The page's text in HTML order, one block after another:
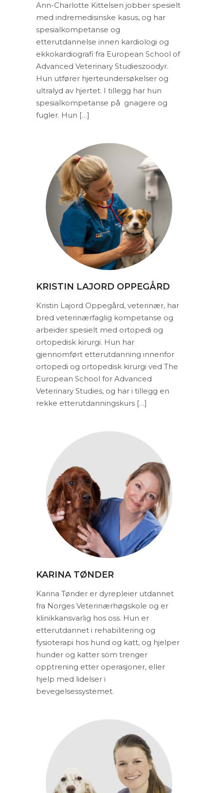
Ann-Charlotte Kittelsen jobber spesielt
med indremedisinske kasus, og har
spesialkompetanse og
etterutdannelse innen kardiologi og
ekkokardiografi fra European School of
Advanced Veterinary Studieszoodyr.
Hun utfører hjerteundersøkelser og
ultralyd av hjertet. I tillegg har hun
spesialkompetanse på gnagere og
fugler. Hun […]
KRISTIN LAJORD OPPEGÅRD
Kristin Lajord Oppegård, veterinær, har
bred veterinærfaglig kompetanse og
arbeider spesielt med ortopedi og
ortopedisk kirurgi. Hun har
gjennomført etterutdanning innenfor
ortopedi og ortopedisk kirurgi ved The
European School for Advanced
Veterinary Studies, og har i tillegg en
rekke etterutdanningskurs […]
KARINA TØNDER
Karina Tønder er dyrepleier utdannet
fra Norges Veterinærhøgskole og er
klinikkansvarlig hos oss. Hun er
etterutdannet i rehabilitering og
fysioterapi hos hund og katt, og hjelper
hunder og katter som trenger
opptrening etter operasjoner, eller
hjelp med lidelser i
bevegelsessystemet.